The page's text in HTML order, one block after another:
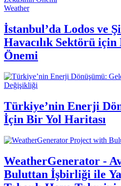
Weather
İstanbul’da Lodos ve
Havacılık Sektörü için
Önemi
Değişikliği
Türkiye’nin Enerji
İçin Bir Yol Haritası
WeatherGenerator -
Buluttan İşbirliği ile